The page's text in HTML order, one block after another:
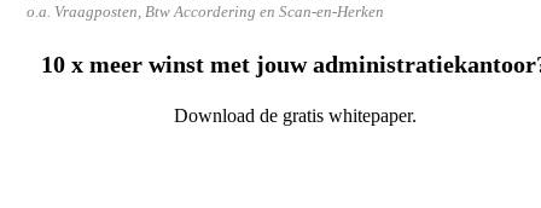
o.a. Vraagposten, Btw Accordering en Scan-en-Herken
10 x meer winst met jouw
Download de gratis whitepaper.